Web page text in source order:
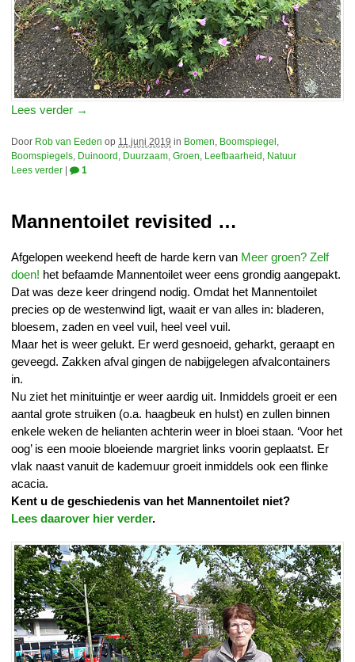
Lees verder →
Door Rob van Eeden op 11 juni 2019 in Bomen, Boomspiegel ,
Boomspiegels, Duinoord , Duurzaam, Groen, Leefbaarheid , Natuur
Lees verder
1
Mannentoilet revisited …
Afgelopen weekend heeft de harde kern van Meer groen? Zelf
doen! het befaamde Mannentoilet weer eens grondig aangepakt.
Dat was deze keer dringend nodig. Omdat het Mannentoilet
precies op de westenwind ligt, waait er van alles in: bladeren,
bloesem, zaden en veel vuil, heel veel vuil.
Maar het is weer gelukt. Er werd gesnoeid, geharkt, geraapt en
geveegd. Zakken afval gingen de nabijgelegen afvalcontainers
in.
Nu ziet het minituintje er weer aardig uit. Inmiddels groeit er een
aantal grote struiken (o.a. haagbeuk en hulst) en zullen binnen
enkele weken de helianten achterin weer in bloei staan. ‘Voor het
oog’ is een mooie bloeiende margriet links voorin geplaatst. Er
vlak naast vanuit de kademuur groeit inmiddels ook een flinke
acacia.
Kent u de geschiedenis van het Mannentoilet niet?
Lees daarover hier verder.